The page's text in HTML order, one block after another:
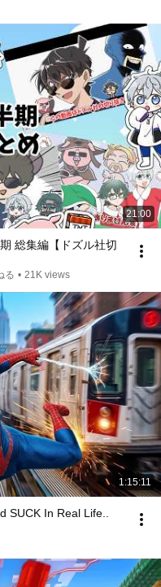
21:00
総集編【ドズル社切
る • 21K views
1:15:11
SUCK In Real Life..